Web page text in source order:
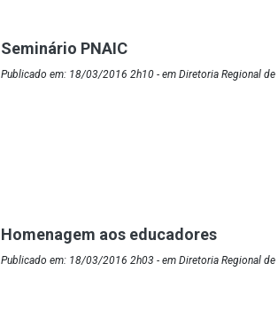
Seminário PNAIC
Publicado em: 18/03/2016 2h10 - em Diretoria Regional de
Homenagem aos educadores
Publicado em: 18/03/2016 2h03 - em Diretoria Regional de